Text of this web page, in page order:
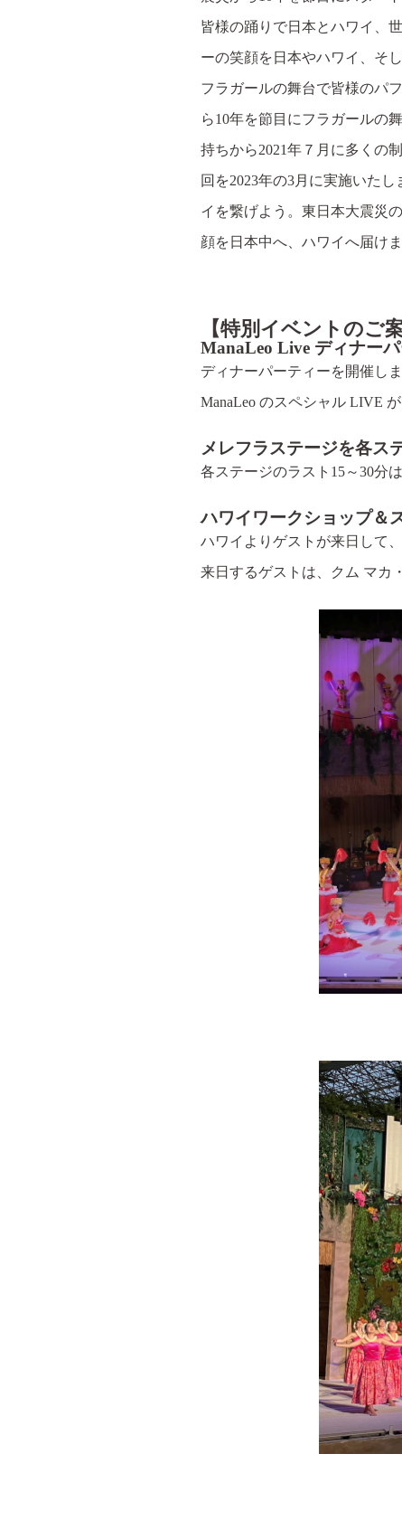
皆様の踊りで日本とハワイ、
ーの笑顔を日本やハワイ、そ
フラガールの舞台で皆様のパ
ら10年を節目にフラガールの
持ちから2021年７月に多くの
回を2023年の3月に実施いた
イを繋げよう。東日本大震災
顔を日本中へ、ハワイへ届け
【特別イベントのご案
ManaLeo Live ディナー
ディナーパーティーを開催し
ManaLeo のスペシャル LIVE
メレフラステージを各ス
各ステージのラスト15～30分
ハワイワークショップ＆
ハワイよりゲストが来日して
来日するゲストは、クム マカ